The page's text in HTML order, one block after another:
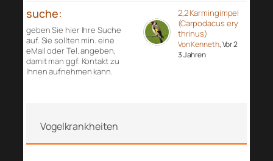
suche:
geben Sie hier Ihre Suche
auf. Sie sollten min. eine
eMail oder Tel. angeben,
damit man ggf. Kontakt zu
Ihnen aufnehmen kann.
2,2 Karmingimpel
(Carpodacus ery
thrinus)
Von Kenneth, Vor 2
3 Jahren
Vogelkrankheiten